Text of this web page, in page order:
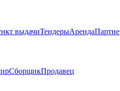
выдачиТендерыАренда
СборщикПродавец